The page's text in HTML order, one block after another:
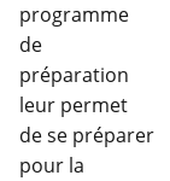
programme
de
préparation
leur permet
de se préparer
pour la